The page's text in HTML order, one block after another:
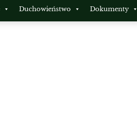
Duchowieństwo Dokumenty